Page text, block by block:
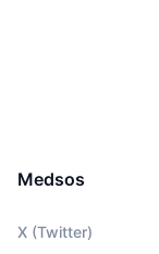
Medsos
X (Twitter)